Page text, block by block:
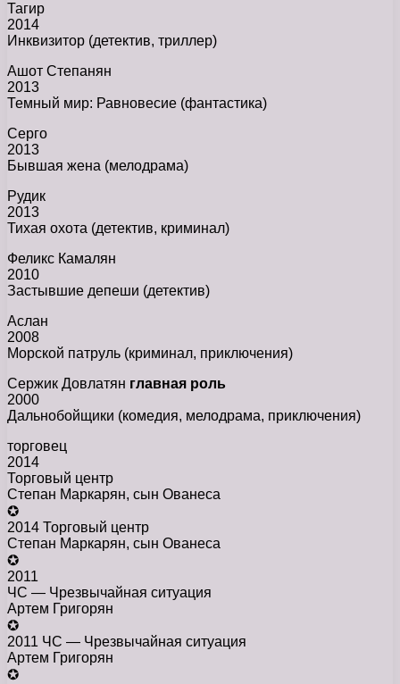
Тагир
2014
Инквизитор (детектив, триллер)
Ашот Степанян
2013
Темный мир: Равновесие (фантастика)
Серго
2013
Бывшая жена (мелодрама)
Рудик
2013
Тихая охота (детектив, криминал)
Феликс Камалян
2010
Застывшие депеши (детектив)
Аслан
2008
Морской патруль (криминал, приключения)
Сержик Довлатян главная роль
2000
Дальнобойщики (комедия, мелодрама, приключения)
торговец
2014
Торговый центр
Степан Маркарян, сын Ованеса
✪
2014 Торговый центр
Степан Маркарян, сын Ованеса
✪
2011
ЧС — Чрезвычайная ситуация
Артем Григорян
✪
2011 ЧС — Чрезвычайная ситуация
Артем Григорян
✪